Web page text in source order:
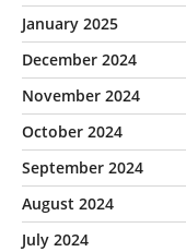
January 2025
December 2024
November 2024
October 2024
September 2024
August 2024
July 2024